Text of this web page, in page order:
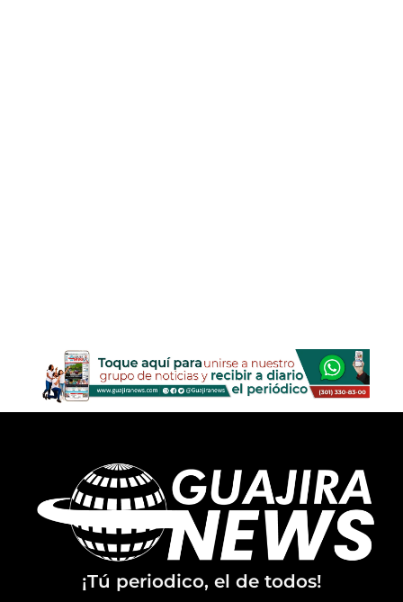
¡Tú periodico, el de todos!